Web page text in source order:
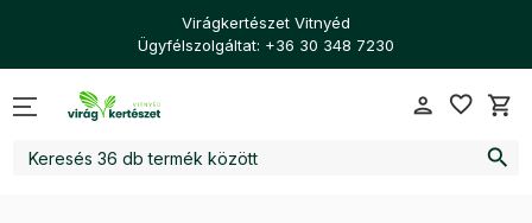
Virágkertészet Vitnyéd
Ügyfélszolgáltat: +36 30 348 7230
person favorite_border shopping_cart
search